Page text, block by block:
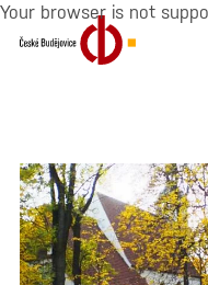
Your browser is not